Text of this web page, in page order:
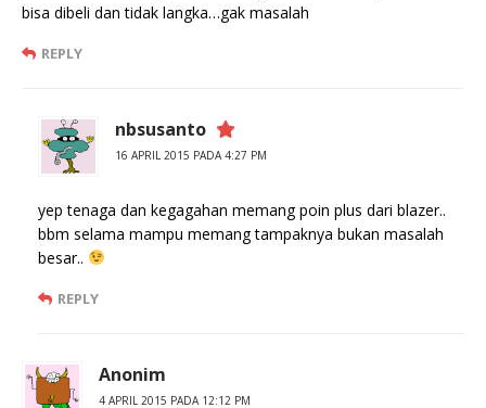
bisa dibeli dan tidak langka…gak masalah
REPLY
nbsusanto
16 APRIL 2015 PADA 4:27 PM
yep tenaga dan kegagahan memang poin plus dari blazer..
bbm selama mampu memang tampaknya bukan masalah
besar..
REPLY
Anonim
4 APRIL 2015 PADA 12:12 PM